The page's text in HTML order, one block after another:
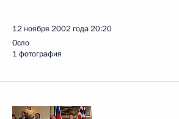
12 ноября 2002 года20:20
Осло
1 фотография